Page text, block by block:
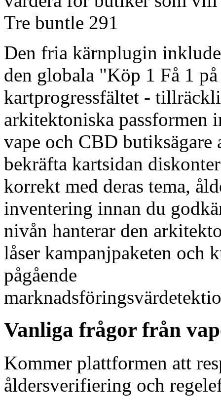
Tre buntle 291
Den fria kärnplugin
den globala "Köp 1 Få 1
kartprogressfältet -
arkitektoniska passformen
vape och CBD
bekräfta kartsidan
korrekt med deras tema,
inventering innan du
nivån hanterar den
låser kampanjpaketen och
pågående
Vanliga frågor från
Kommer plattformen att
åldersverifiering och